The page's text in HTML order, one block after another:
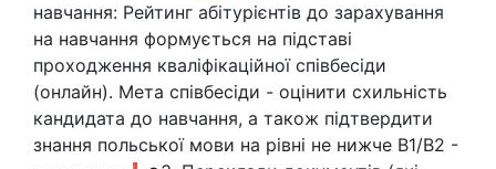
навчання: Рейтинг абітурієнтів до зарахування
на навчання формується на підставі
проходження кваліфікаційної співбесіди
(онлайн). Мета співбесіди - оцінити схильність
кандидата до навчання, а також підтвердити
знання польської мови на рівні не нижче B1/В2 -